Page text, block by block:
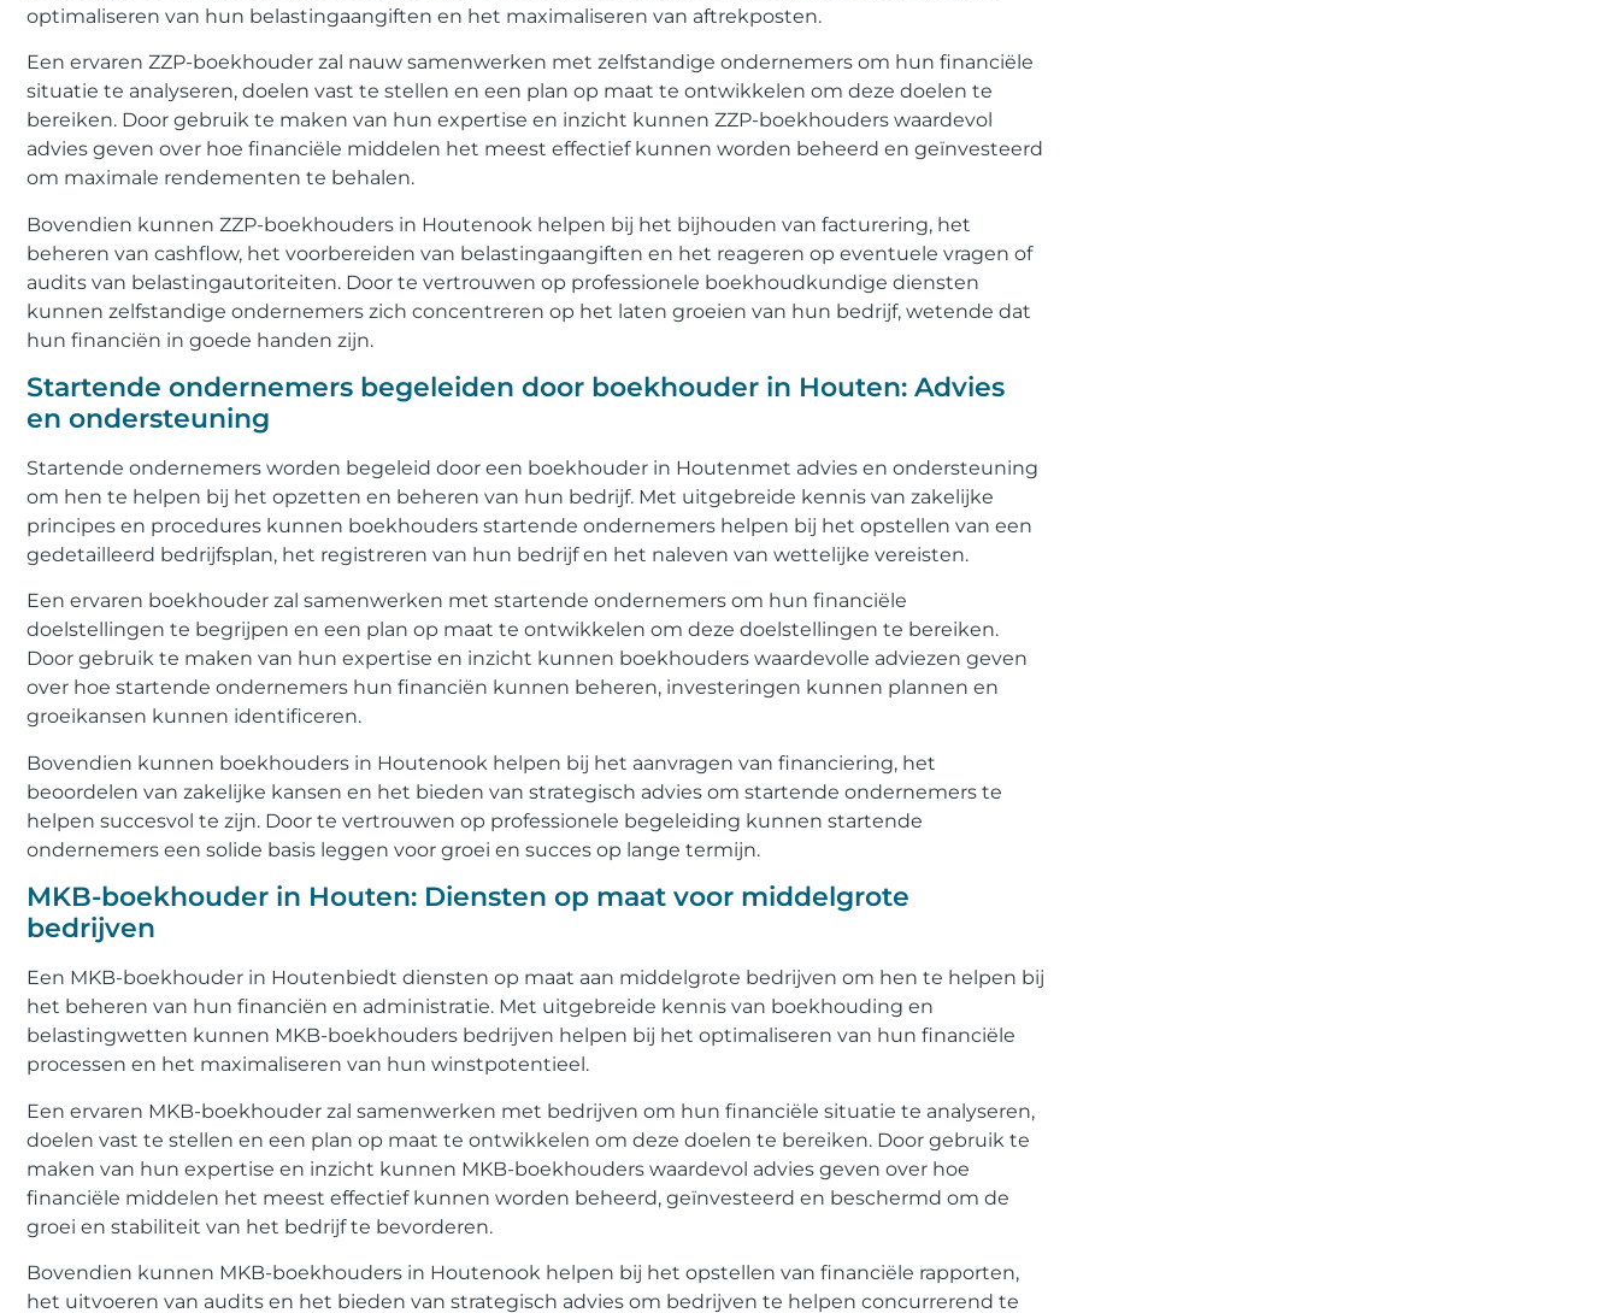
optimaliseren van hun belastingaangiften en het maximaliseren van aftrekposten.
Een ervaren ZZP-boekhouder zal nauw samenwerken met zelfstandige ondernemers om hun financiële
situatie te analyseren, doelen vast te stellen en een plan op maat te ontwikkelen om deze doelen te
bereiken. Door gebruik te maken van hun expertise en inzicht kunnen ZZP-boekhouders waardevol
advies geven over hoe financiële middelen het meest effectief kunnen worden beheerd en geïnvesteerd
om maximale rendementen te behalen.
Bovendien kunnen ZZP-boekhouders in Houtenook helpen bij het bijhouden van facturering, het
beheren van cashflow, het voorbereiden van belastingaangiften en het reageren op eventuele vragen of
audits van belastingautoriteiten. Door te vertrouwen op professionele boekhoudkundige diensten
kunnen zelfstandige ondernemers zich concentreren op het laten groeien van hun bedrijf, wetende dat
hun financiën in goede handen zijn.
Startende ondernemers begeleiden door boekhouder in Houten: Advies
en ondersteuning
Startende ondernemers worden begeleid door een boekhouder in Houtenmet advies en ondersteuning
om hen te helpen bij het opzetten en beheren van hun bedrijf. Met uitgebreide kennis van zakelijke
principes en procedures kunnen boekhouders startende ondernemers helpen bij het opstellen van een
gedetailleerd bedrijfsplan, het registreren van hun bedrijf en het naleven van wettelijke vereisten.
Een ervaren boekhouder zal samenwerken met startende ondernemers om hun financiële
doelstellingen te begrijpen en een plan op maat te ontwikkelen om deze doelstellingen te bereiken.
Door gebruik te maken van hun expertise en inzicht kunnen boekhouders waardevolle adviezen geven
over hoe startende ondernemers hun financiën kunnen beheren, investeringen kunnen plannen en
groeikansen kunnen identificeren.
Bovendien kunnen boekhouders in Houtenook helpen bij het aanvragen van financiering, het
beoordelen van zakelijke kansen en het bieden van strategisch advies om startende ondernemers te
helpen succesvol te zijn. Door te vertrouwen op professionele begeleiding kunnen startende
ondernemers een solide basis leggen voor groei en succes op lange termijn.
MKB-boekhouder in Houten: Diensten op maat voor middelgrote
bedrijven
Een MKB-boekhouder in Houtenbiedt diensten op maat aan middelgrote bedrijven om hen te helpen bij
het beheren van hun financiën en administratie. Met uitgebreide kennis van boekhouding en
belastingwetten kunnen MKB-boekhouders bedrijven helpen bij het optimaliseren van hun financiële
processen en het maximaliseren van hun winstpotentieel.
Een ervaren MKB-boekhouder zal samenwerken met bedrijven om hun financiële situatie te analyseren,
doelen vast te stellen en een plan op maat te ontwikkelen om deze doelen te bereiken. Door gebruik te
maken van hun expertise en inzicht kunnen MKB-boekhouders waardevol advies geven over hoe
financiële middelen het meest effectief kunnen worden beheerd, geïnvesteerd en beschermd om de
groei en stabiliteit van het bedrijf te bevorderen.
Bovendien kunnen MKB-boekhouders in Houtenook helpen bij het opstellen van financiële rapporten,
het uitvoeren van audits en het bieden van strategisch advies om bedrijven te helpen concurrerend te